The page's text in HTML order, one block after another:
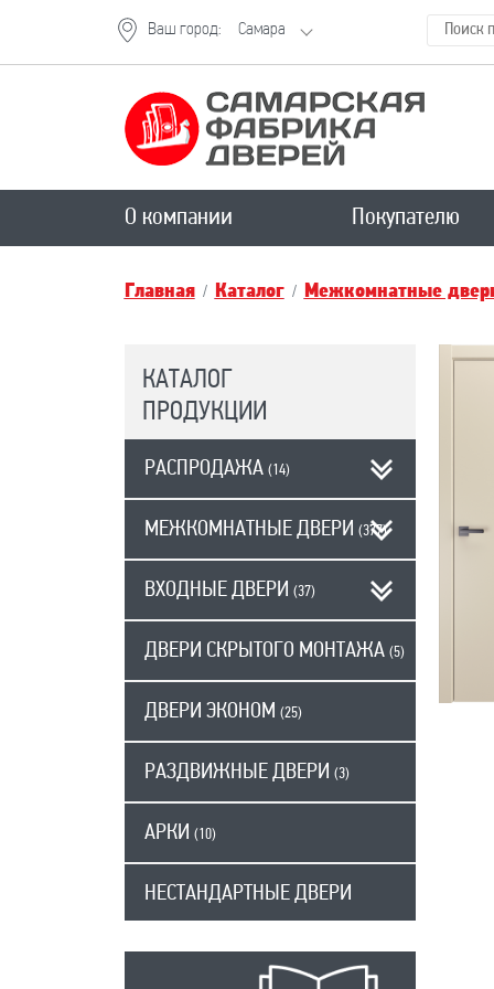
Ваш город: Самара
О компании Покупателю
Главная Каталог Межкомнатные
КАТАЛОГ
ПРОДУКЦИИ
РАСПРОДАЖА (14)
МЕЖКОМНАТНЫЕ ДВЕРИ (377)
ВХОДНЫЕ ДВЕРИ (37)
ДВЕРИ СКРЫТОГО МОНТАЖА (5)
ДВЕРИ ЭКОНОМ (25)
РАЗДВИЖНЫЕ ДВЕРИ (3)
АРКИ (10)
НЕСТАНДАРТНЫЕ ДВЕРИ